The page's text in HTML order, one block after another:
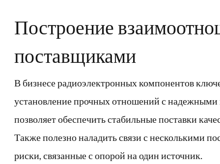
Построение
поставщиками
В бизнесе радиоэлектронных компонентов
установление прочных отношений с
позволяет обеспечить стабильные поставки
Также полезно наладить связи с несколькими
риски, связанные с опорой на один источник.